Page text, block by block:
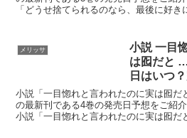
「どうせ捨てられるのなら、最後に好
新刊の発売日はこちら！小説「どうせ捨
メリッサ
小説 一目
は囮だと
日はいつ
小説「一目惚れと言われたのに実は囮だ
の最新刊である4巻の発売日予想をご紹
小説「一目惚れと言われたのに実は囮だ
の最新刊の発売日はこちら！小説「一目